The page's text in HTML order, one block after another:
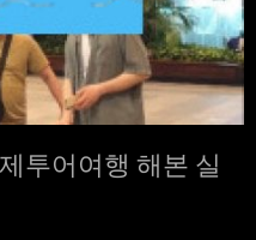
투어여행 해본 실